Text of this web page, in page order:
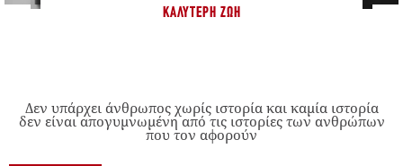
ΚΑΛΎΤΕΡΗ ΖΩΉ
Δεν υπάρχει άνθρωπος χωρίς ιστορία και καμία ιστορία
δεν είναι απογυμνωμένη από τις ιστορίες των ανθρώπων
που τον αφορούν